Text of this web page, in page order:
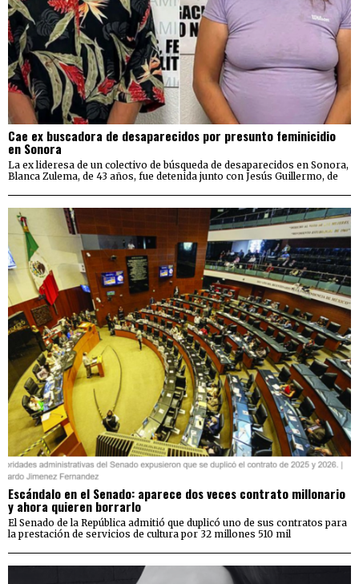
Cae ex buscadora de desaparecidos por presunto feminicidio
en Sonora
La ex lideresa de un colectivo de búsqueda de desaparecidos en Sonora,
Blanca Zulema, de 43 años, fue detenida junto con Jesús Guillermo, de
Escándalo en el Senado: aparece dos veces contrato millonario
y ahora quieren borrarlo
El Senado de la República admitió que duplicó uno de sus contratos para
la prestación de servicios de cultura por 32 millones 510 mil